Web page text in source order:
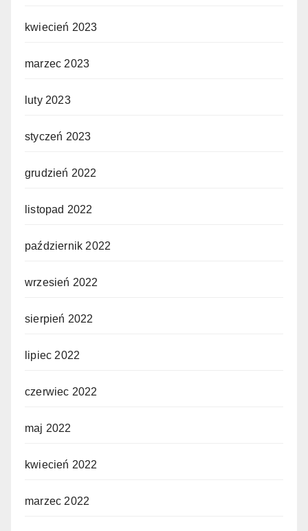
kwiecień 2023
marzec 2023
luty 2023
styczeń 2023
grudzień 2022
listopad 2022
październik 2022
wrzesień 2022
sierpień 2022
lipiec 2022
czerwiec 2022
maj 2022
kwiecień 2022
marzec 2022